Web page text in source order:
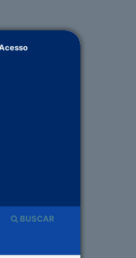
BUSCAR